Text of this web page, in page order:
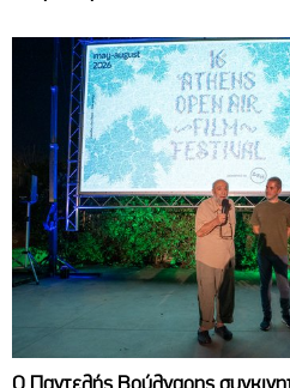
Ο Παντελής Βούλγαρης